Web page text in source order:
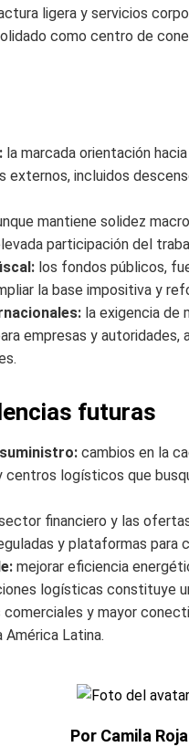
ligera y servicios
como centro de
la marcada orientación
externos, incluidos
mantiene solidez
participación del
los fondos públicos,
la base impositiva y
la exigencia de
empresas y
futuras
cambios en la
centros logísticos que
financiero y las
y plataformas
mejorar eficiencia
logísticas constituye
comerciales y mayor
América Latina.
Por Camila